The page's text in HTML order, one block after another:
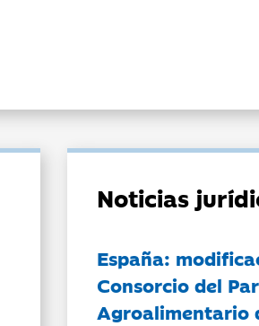
Noticias
España:
Consorcio del
Agroalimentario